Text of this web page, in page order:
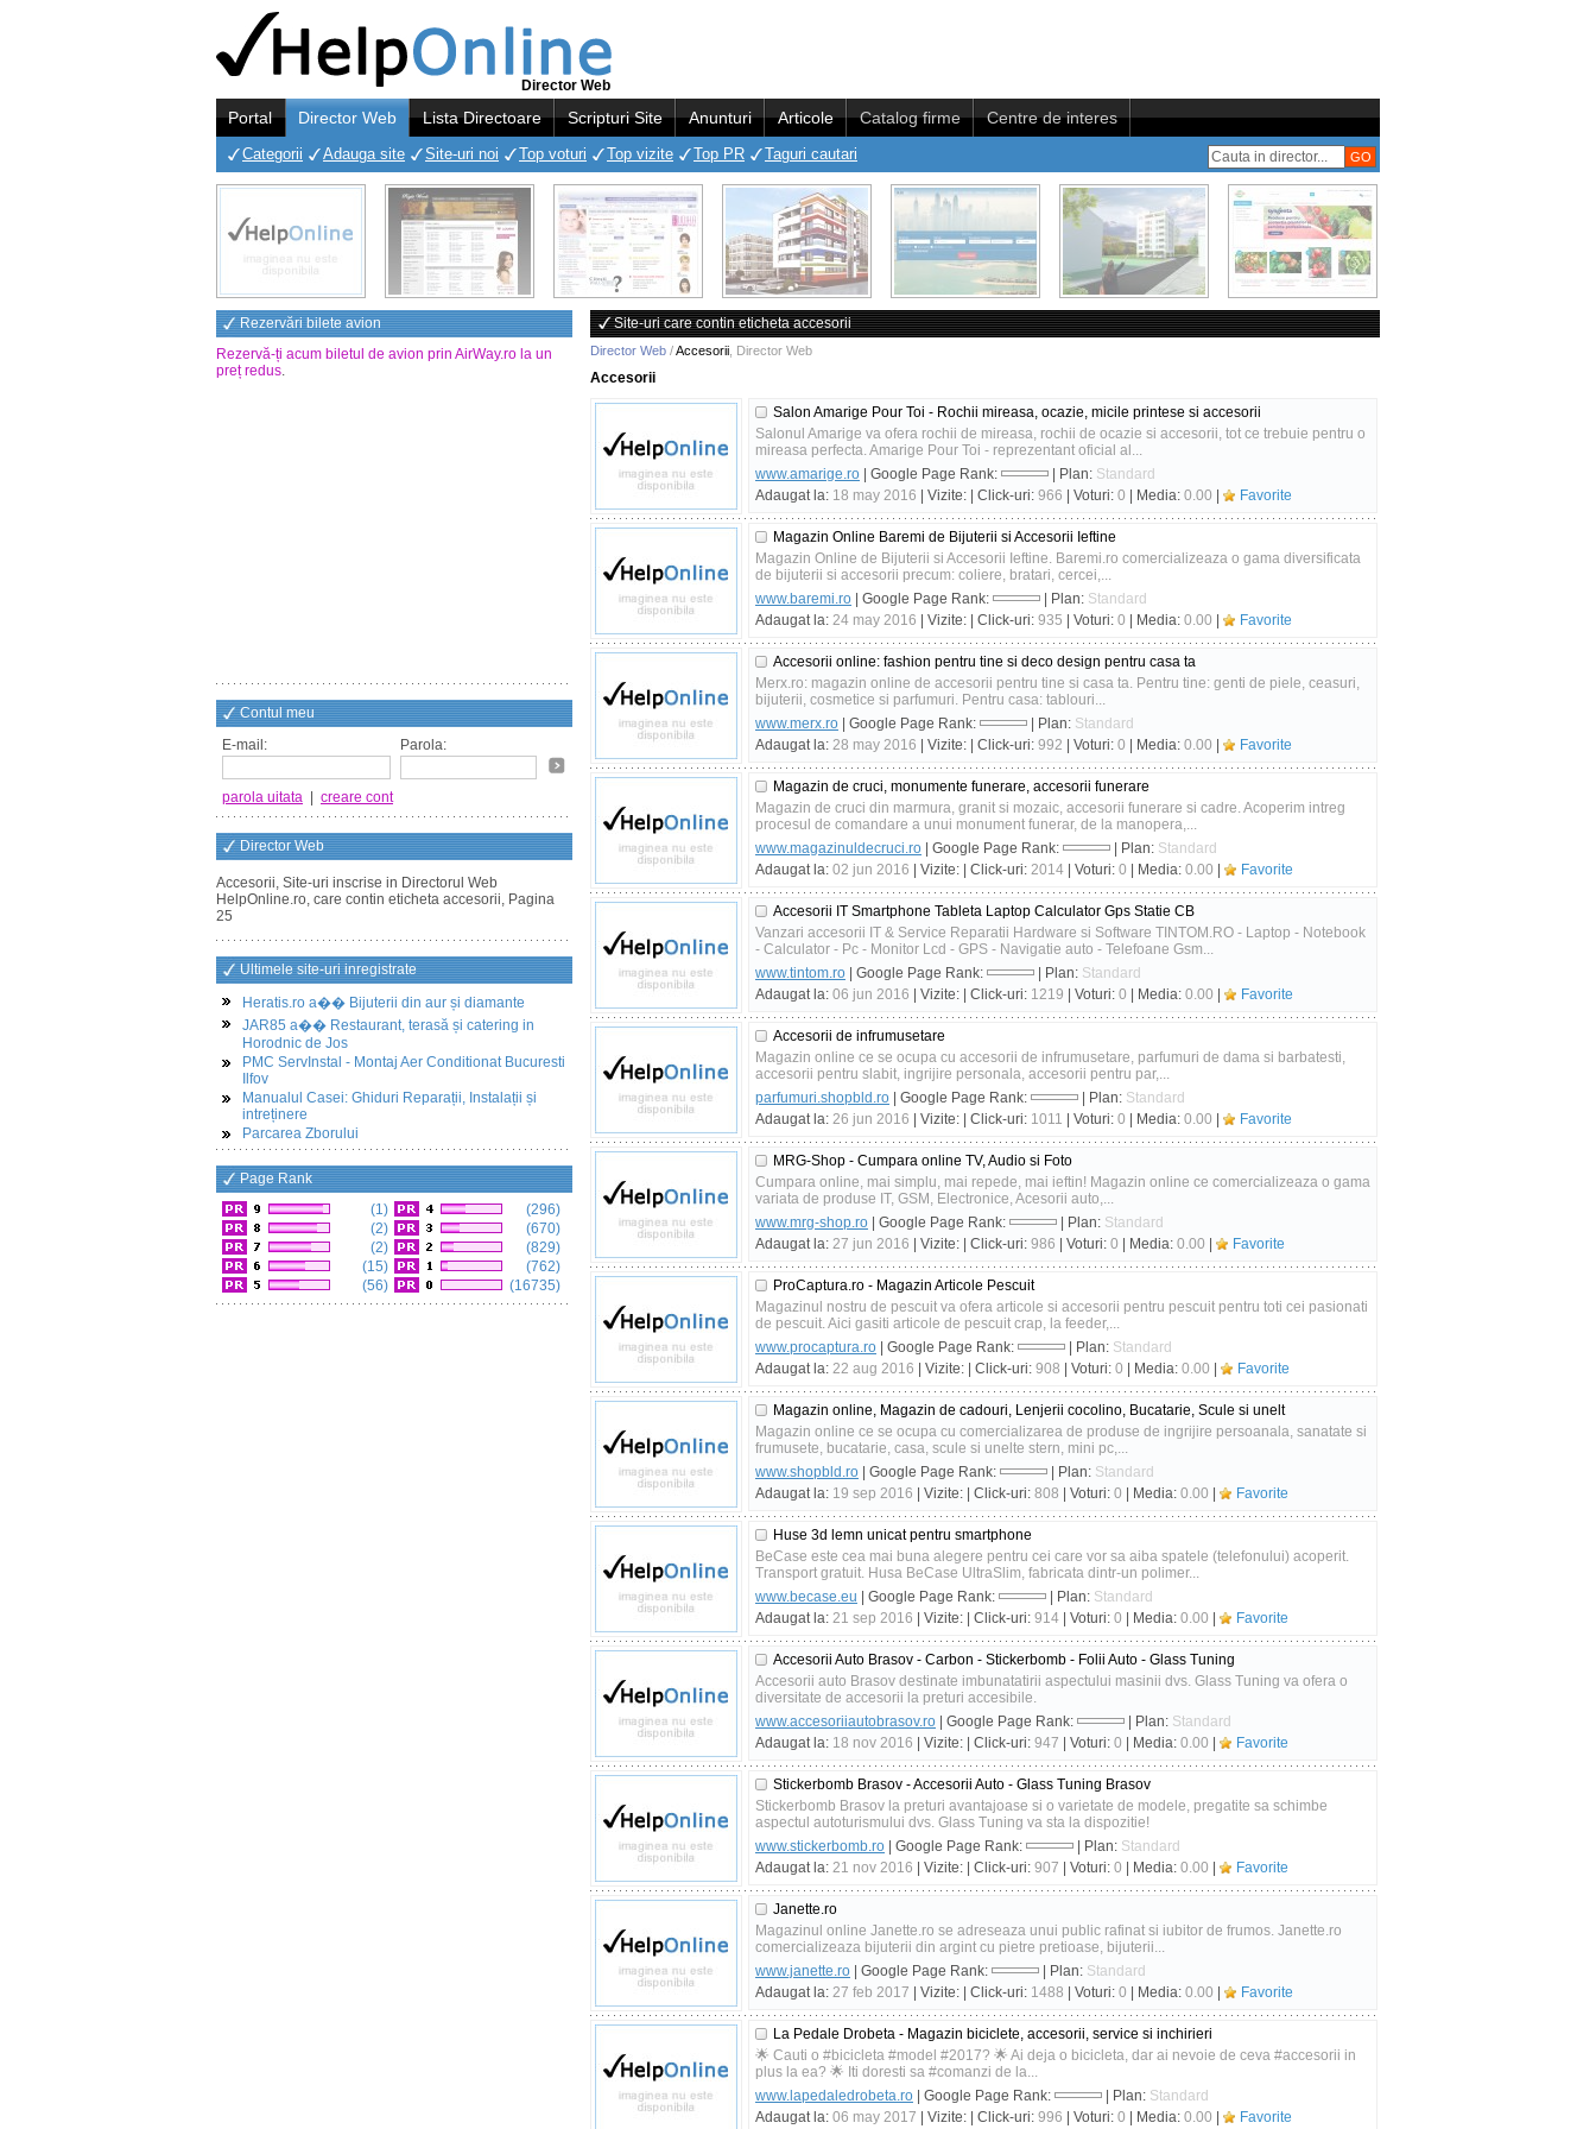
Director Web
Portal Director Web Lista Directoare Scripturi Site Anunturi Articole Catalog firme Centre de interes
Categorii Adauga site Site-uri noi Top voturi Top vizite Top PR Taguri cautari
Rezervări bilete avion
Rezervă-ți acum biletul de avion prin AirWay.ro la un
preț redus.
Contul meu
E-mail:
Parola:
parola uitata creare cont
Director Web
Accesorii, Site-uri inscrise in Directorul Web
HelpOnline.ro, care contin eticheta accesorii, Pagina
25
Ultimele site-uri inregistrate
Heratis.ro a�� Bijuterii din aur și diamante
JAR85 a�� Restaurant, terasă și catering in
Horodnic de Jos
PMC ServInstal - Montaj Aer Conditionat Bucuresti
Ilfov
Manualul Casei: Ghiduri Reparații, Instalații și
intreținere
Parcarea Zborului
Page Rank
(1)
(2)
(2)
(15)
(56)
(296)
(670)
(829)
(762)
(16735)
Site-uri care contin eticheta accesorii
Director Web /Accesorii Director Web
Accesorii
Salon Amarige Pour Toi - Rochii mireasa, ocazie, micile printese si accesorii
Salonul Amarige va ofera rochii de mireasa, rochii de ocazie si accesorii, tot ce trebuie pentru o
mireasa perfecta. Amarige Pour Toi - reprezentant oficial al...
www.amarige.ro | Google Page Rank: | Plan: Standard
Adaugat la: 18 may 2016 | Vizite: | Click-uri: 966 | Voturi: 0 | Media: 0.00 Favorite
Magazin Online Baremi de Bijuterii si Accesorii Ieftine
Magazin Online de Bijuterii si Accesorii Ieftine. Baremi.ro comercializeaza o gama diversificata
de bijuterii si accesorii precum: coliere, bratari, cercei,...
www.baremi.ro | Google Page Rank: | Plan: Standard
Adaugat la: 24 may 2016 | Vizite: | Click-uri: 935 | Voturi: 0 | Media: 0.00 Favorite
Accesorii online: fashion pentru tine si deco design pentru casa ta
Merx.ro: magazin online de accesorii pentru tine si casa ta. Pentru tine: genti de piele, ceasuri,
bijuterii, cosmetice si parfumuri. Pentru casa: tablouri...
www.merx.ro | Google Page Rank: | Plan: Standard
Adaugat la: 28 may 2016 | Vizite: | Click-uri: 992 | Voturi: 0 | Media: 0.00 Favorite
Magazin de cruci, monumente funerare, accesorii funerare
Magazin de cruci din marmura, granit si mozaic, accesorii funerare si cadre. Acoperim intreg
procesul de comandare a unui monument funerar, de la manopera,...
www.magazinuldecruci.ro | Google Page Rank: | Plan: Standard
Adaugat la: 02 jun 2016 | Vizite: | Click-uri: 2014 | Voturi: 0 | Media: 0.00 Favorite
Accesorii IT Smartphone Tableta Laptop Calculator Gps Statie CB
Vanzari accesorii IT & Service Reparatii Hardware si Software TINTOM.RO - Laptop - Notebook
- Calculator - Pc - Monitor Lcd - GPS - Navigatie auto - Telefoane Gsm...
www.tintom.ro | Google Page Rank: | Plan: Standard
Adaugat la: 06 jun 2016 | Vizite: | Click-uri: 1219 | Voturi: 0 | Media: 0.00 Favorite
Accesorii de infrumusetare
Magazin online ce se ocupa cu accesorii de infrumusetare, parfumuri de dama si barbatesti,
accesorii pentru slabit, ingrijire personala, accesorii pentru par,...
parfumuri.shopbld.ro | Google Page Rank: | Plan: Standard
Adaugat la: 26 jun 2016 | Vizite: | Click-uri: 1011 | Voturi: 0 | Media: 0.00 Favorite
MRG-Shop - Cumpara online TV, Audio si Foto
Cumpara online, mai simplu, mai repede, mai ieftin! Magazin online ce comercializeaza o gama
variata de produse IT, GSM, Electronice, Acesorii auto,...
www.mrg-shop.ro | Google Page Rank: | Plan: Standard
Adaugat la: 27 jun 2016 | Vizite: | Click-uri: 986 | Voturi: 0 | Media: 0.00 Favorite
ProCaptura.ro - Magazin Articole Pescuit
Magazinul nostru de pescuit va ofera articole si accesorii pentru pescuit pentru toti cei pasionati
de pescuit. Aici gasiti articole de pescuit crap, la feeder,...
www.procaptura.ro | Google Page Rank: | Plan: Standard
Adaugat la: 22 aug 2016 | Vizite: | Click-uri: 908 | Voturi: 0 | Media: 0.00 Favorite
Magazin online, Magazin de cadouri, Lenjerii cocolino, Bucatarie, Scule si unelt
Magazin online ce se ocupa cu comercializarea de produse de ingrijire persoanala, sanatate si
frumusete, bucatarie, casa, scule si unelte stern, mini pc,...
www.shopbld.ro | Google Page Rank: | Plan: Standard
Adaugat la: 19 sep 2016 | Vizite: | Click-uri: 808 | Voturi: 0 | Media: 0.00 Favorite
Huse 3d lemn unicat pentru smartphone
BeCase este cea mai buna alegere pentru cei care vor sa aiba spatele (telefonului) acoperit.
Transport gratuit. Husa BeCase UltraSlim, fabricata dintr-un polimer...
www.becase.eu | Google Page Rank: | Plan: Standard
Adaugat la: 21 sep 2016 | Vizite: | Click-uri: 914 | Voturi: 0 | Media: 0.00 Favorite
Accesorii Auto Brasov - Carbon - Stickerbomb - Folii Auto - Glass Tuning
Accesorii auto Brasov destinate imbunatatirii aspectului masinii dvs. Glass Tuning va ofera o
diversitate de accesorii la preturi accesibile.
www.accesoriiautobrasov.ro | Google Page Rank: | Plan: Standard
Adaugat la: 18 nov 2016 | Vizite: | Click-uri: 947 | Voturi: 0 | Media: 0.00 Favorite
Stickerbomb Brasov - Accesorii Auto - Glass Tuning Brasov
Stickerbomb Brasov la preturi avantajoase si o varietate de modele, pregatite sa schimbe
aspectul autoturismului dvs. Glass Tuning va sta la dispozitie!
www.stickerbomb.ro | Google Page Rank: | Plan: Standard
Adaugat la: 21 nov 2016 | Vizite: | Click-uri: 907 | Voturi: 0 | Media: 0.00 Favorite
Janette.ro
Magazinul online Janette.ro se adreseaza unui public rafinat si iubitor de frumos. Janette.ro
comercializeaza bijuterii din argint cu pietre pretioase, bijuterii...
www.janette.ro | Google Page Rank: | Plan: Standard
Adaugat la: 27 feb 2017 | Vizite: | Click-uri: 1488 | Voturi: 0 | Media: 0.00 Favorite
La Pedale Drobeta - Magazin biciclete, accesorii, service si inchirieri
🌟 Cauti o #bicicleta #model #2017? 🌟 Ai deja o bicicleta, dar ai nevoie de ceva #accesorii in
plus la ea? 🌟 Iti doresti sa #comanzi de la...
www.lapedaledrobeta.ro | Google Page Rank: | Plan: Standard
Adaugat la: 06 may 2017 | Vizite: | Click-uri: 996 | Voturi: 0 | Media: 0.00 Favorite